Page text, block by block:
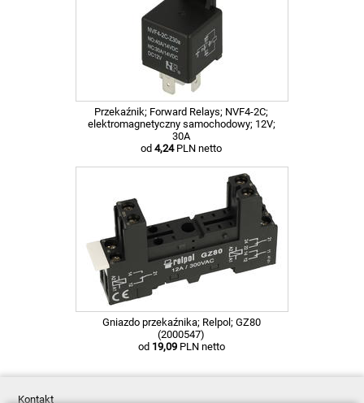
Przekaźnik; Forward Relays; NVF4-2C;
elektromagnetyczny samochodowy; 12V;
30A
od 4,24PLN netto
Gniazdo przekaźnika; Relpol; GZ80
(2000547)
od 19,09PLN netto
Kontakt